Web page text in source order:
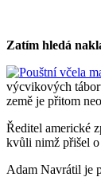
Zatím hledá
výcvikových
země je přitom
Ředitel americké
kvůli nimž přišel
Adam Navrátil je